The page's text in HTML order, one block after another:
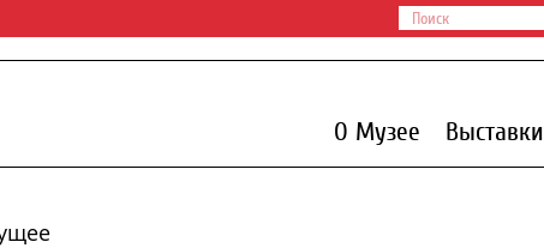
О Музее Выставки